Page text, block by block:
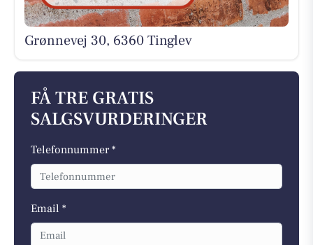
Grønnevej 30, 6360 Tinglev
FÅ TRE GRATIS
SALGSVURDERINGER
Telefonnummer *
Email *